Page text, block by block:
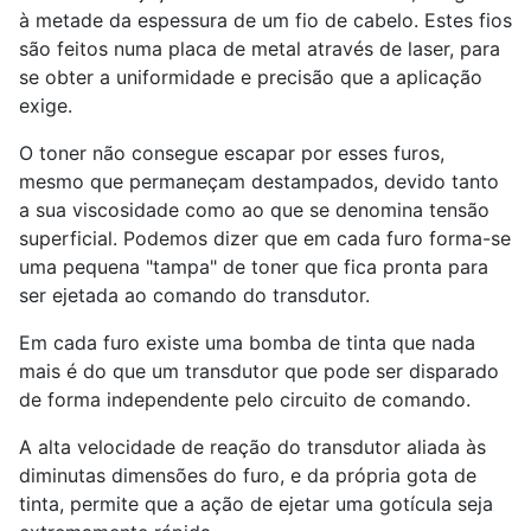
à metade da espessura de um fio de cabelo. Estes fios
são feitos numa placa de metal através de laser, para
se obter a uniformidade e precisão que a aplicação
exige.
O toner não consegue escapar por esses furos,
mesmo que permaneçam destampados, devido tanto
a sua viscosidade como ao que se denomina tensão
superficial. Podemos dizer que em cada furo forma-se
uma pequena "tampa" de toner que fica pronta para
ser ejetada ao comando do transdutor.
Em cada furo existe uma bomba de tinta que nada
mais é do que um transdutor que pode ser disparado
de forma independente pelo circuito de comando.
A alta velocidade de reação do transdutor aliada às
diminutas dimensões do furo, e da própria gota de
tinta, permite que a ação de ejetar uma gotícula seja